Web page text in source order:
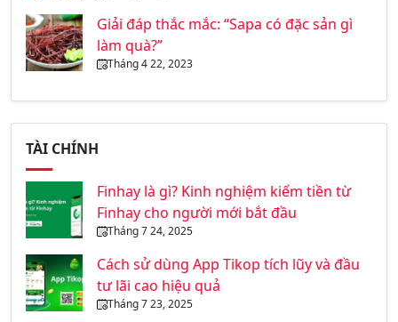
Giải đáp thắc mắc: “Sapa có đặc sản gì
làm quà?”
Tháng 4 22, 2023
TÀI CHÍNH
Finhay là gì? Kinh nghiệm kiếm tiền từ
Finhay cho người mới bắt đầu
Tháng 7 24, 2025
Cách sử dùng App Tikop tích lũy và đầu
tư lãi cao hiệu quả
Tháng 7 23, 2025